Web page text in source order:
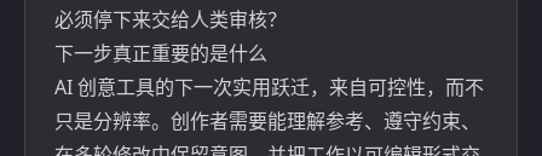
必须停下来交给人类审核？
下一步真正重要的是什么
AI 创意工具的下一次实用跃迁，来自可控性，而不
只是分辨率。创作者需要能理解参考、遵守约束、